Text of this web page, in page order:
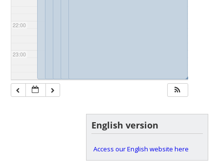
22:00
23:00
◢◢◢◢◢
English version
Access our English website here